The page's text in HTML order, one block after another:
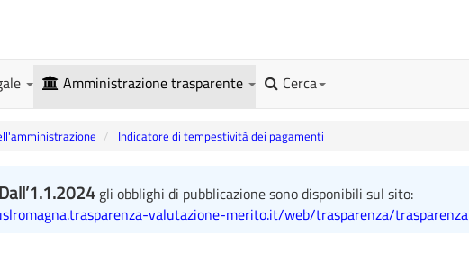
Amministrazione trasparente Cerca
Indicatore di tempestività dei pagamenti
Dall’1.1.2024gli obblighi di pubblicazione sono disponibili sul sito:
valutazione-merito.it/web/trasparenza/trasparenza